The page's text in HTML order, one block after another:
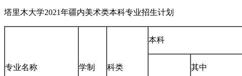
塔里木大学2021年疆内美术类本科专业招生计划
专业名称 学制 科类
本科
其中